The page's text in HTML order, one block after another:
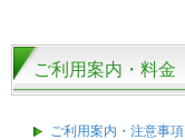
ご利用案内・料金
ご利用案内・注意事項